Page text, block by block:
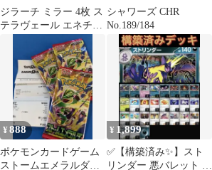
ジラーチ ミラー 4枚 ス
テラヴェール エネチャ
ージ sv8a ねがいぼし
シャワーズ CHR
No.189/184
¥888
ポケモンカードゲーム
ストームエメラルダ
¥ 1,899
✅【構築済み✨】スト
リンダー 悪バレット デ